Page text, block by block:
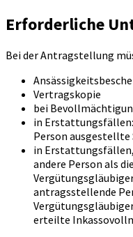
Erforderliche
Bei der Antragstellung
Vertragskopie
bei
in
Person
in Erstattungsfällen,
andere Person als
antragsstellende
erteilte